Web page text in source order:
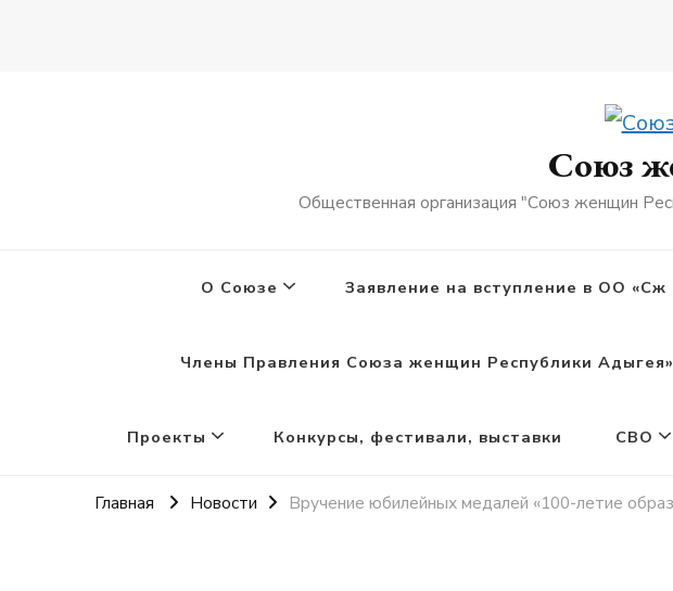
Союз
Общественная организация "Союз женщин
О Союзе Заявление на вступление в ОО «Сж
Члены Правления Союза женщин Республики Адыгея»
Проекты Конкурсы, фестивали, выставки СВО
Главная Новости Вручение юбилейных медалей «100-летие